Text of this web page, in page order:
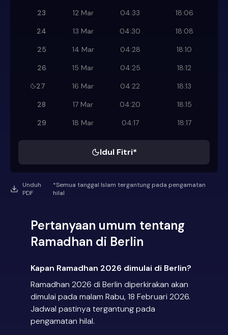
23
12 Mar 04:33
18:06
24
13 Mar 04:30
18:08
25
14 Mar 04:28
18:10
26
15 Mar 04:25
18:12
27
16 Mar 04:22
18:13
28
17 Mar 04:20
18:15
29
18 Mar 04:17 18:17
Idul Fitri*
Unduh
PDF
*Semua tanggal Islam tergantung pada pengamatan
hilal
Pertanyaan umum tentang
Ramadhan di Berlin
Kapan Ramadhan 2026 dimulai di Berlin?
Ramadhan 2026 di Berlin diperkirakan akan
dimulai pada malam Rabu, 18 Februari 2026.
Jadwal pastinya tergantung pada
pengamatan hilal.